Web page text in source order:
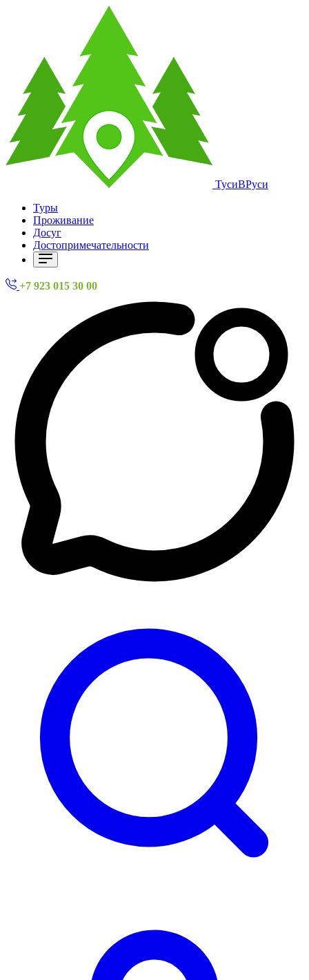
ТусиВРуси
Туры
Проживание
Досуг
Достопримечательности
+7 923 015 30 00